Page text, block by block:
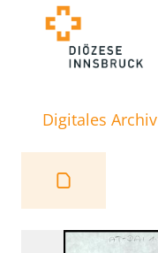
Digitales Archiv